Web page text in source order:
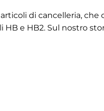
di cancelleria,
e HB2. Sul nostro